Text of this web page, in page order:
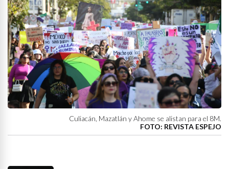
Culiacán, Mazatlán y Ahome se alistan para el 8M.
FOTO: REVISTA ESPEJO